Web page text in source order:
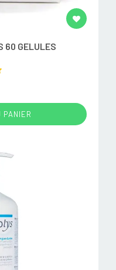
60 GELULES
PANIER